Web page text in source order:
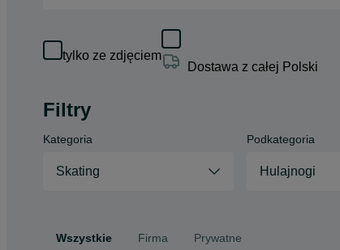
tylko ze zdjęciem
Dostawa z całej Polski
Filtry
Kategoria
Skating
Podkategoria
Hulajnogi
Wszystkie Firma Prywatne